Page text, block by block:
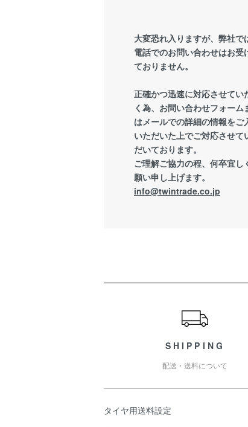
大変恐れ入りますが、弊社で
電話でのお問い合わせはお受
ておりません。
正確かつ迅速に対応させてい
く為、お問い合わせフォーム
はメールでの詳細の情報をご
いただいた上でご対応させて
だいております。
ご理解ご協力の程、何卒宜し
願い申し上げます。
info@twintrade.co.jp
SHIPPING
配送・送料について
タイヤ用送料設定